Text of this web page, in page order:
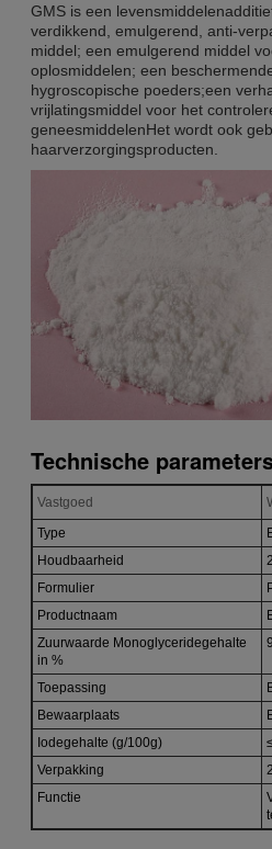
GMS is een
verdikkend, emulgerend, anti-
middel; een emulgerend middel
oplosmiddelen; een
hygroscopische poeders;een
vrijlatingsmiddel voor het
geneesmiddelenHet wordt ook
haarverzorgingsproducten.
Technische
Vastgoed
Type
Houdbaarheid
Formulier
Productnaam
Zuurwaarde Monoglyceridegehalte
in %
Toepassing
Bewaarplaats
Iodegehalte (g/100g)
Verpakking
Functie